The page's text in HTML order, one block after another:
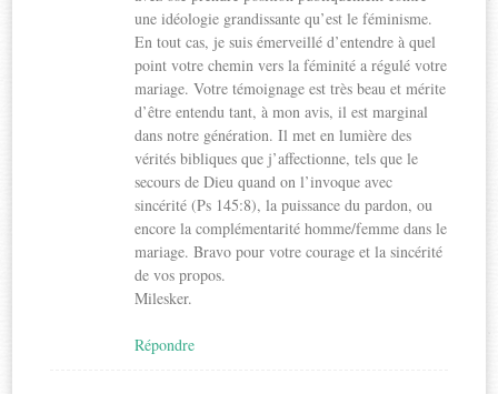
une idéologie grandissante qu’est le féminisme.
En tout cas, je suis émerveillé d’entendre à quel
point votre chemin vers la féminité a régulé votre
mariage. Votre témoignage est très beau et mérite
d’être entendu tant, à mon avis, il est marginal
dans notre génération. Il met en lumière des
vérités bibliques que j’affectionne, tels que le
secours de Dieu quand on l’invoque avec
sincérité (Ps 145:8), la puissance du pardon, ou
encore la complémentarité homme/femme dans le
mariage. Bravo pour votre courage et la sincérité
de vos propos.
Milesker.
Répondre